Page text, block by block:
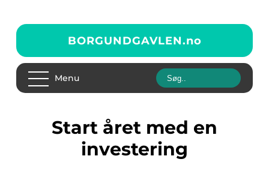
BORGUNDGAVLEN.no
Menu
Start året med en
investering